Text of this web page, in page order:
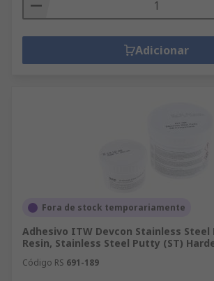
Adicionar
Fora de stock temporariamente
Adhesivo ITW Devcon Stainless Steel
Resin, Stainless Steel Putty (ST)
Código RS 691-189